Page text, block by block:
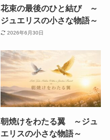
花束の最後のひと結び ～
ジュエリスの小さな物語～
2026年6月30日
朝焼けをわたる翼 ～ジュ
エリスの小さな物語～